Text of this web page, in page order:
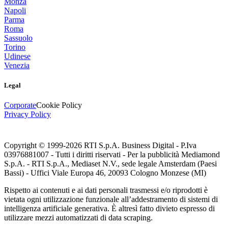
Napoli
Parma
Roma
Sassuolo
Torino
Udinese
Venezia
Legal
CorporateCookie Policy
Privacy Policy
Copyright © 1999-2026 RTI S.p.A. Business Digital - P.Iva
03976881007 - Tutti i diritti riservati - Per la pubblicità Mediamond
S.p.A. - RTI S.p.A., Mediaset N.V., sede legale Amsterdam (Paesi
Bassi) - Uffici Viale Europa 46, 20093 Cologno Monzese (MI)
Rispetto ai contenuti e ai dati personali trasmessi e/o riprodotti è
vietata ogni utilizzazione funzionale all’addestramento di sistemi di
intelligenza artificiale generativa. È altresì fatto divieto espresso di
utilizzare mezzi automatizzati di data scraping.